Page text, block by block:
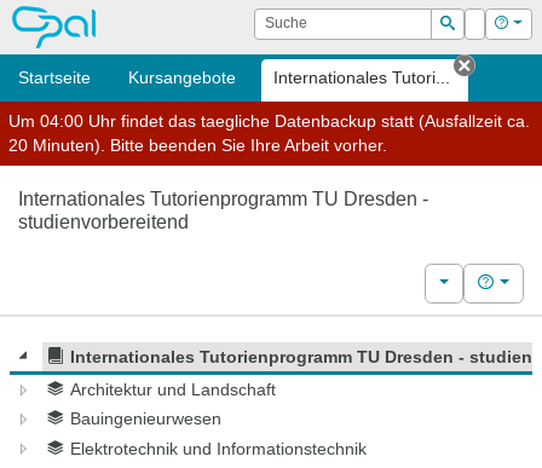
OPAL Suche
Suchen
Login Hilfe
Startseite Kursangebote Internationales Tutori...
Tab
Um 04:00 Uhr findet das taegliche Datenbackup statt (Ausfallzeit ca.
20 Minuten). Bitte beenden Sie Ihre Arbeit vorher.
Internationales Tutorienprogramm TU Dresden -
studienvorbereitend
WeitereHilfe
Internationales Tutorienprogramm TU Dresden -
Architektur und Landschaft
Bauingenieurwesen
Elektrotechnik und Informationstechnik